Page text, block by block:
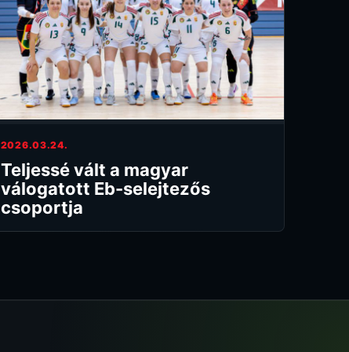
2026.03.24.
Teljessé vált a magyar
válogatott Eb-selejtezős
csoportja